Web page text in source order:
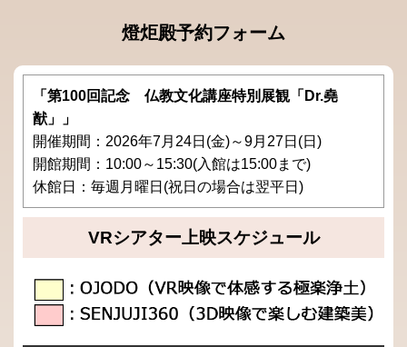
燈炬殿予約フォーム
「第100回記念 仏教文化講座特別展観「Dr.堯
猷」」
開催期間：2026年7月24日(金)～9月27日(日)
開館期間：10:00～15:30(入館は15:00まで)
休館日：毎週月曜日(祝日の場合は翌平日)
VRシアター上映スケジュール